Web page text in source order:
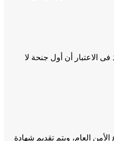
الاعتبار أن أول جنحة لا
العام، ويتم تقديم شهادة